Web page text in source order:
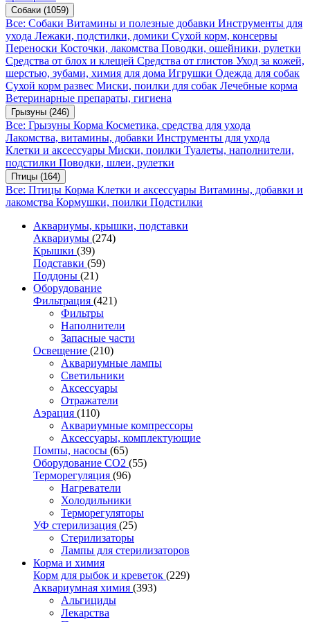
Собаки (1059)
Все: Собаки Витамины и полезные добавки Инструменты для
ухода Лежаки, подстилки, домики Сухой корм, консервы
Переноски Косточки, лакомства Поводки, ошейники, рулетки
Средства от блох и клещей Средства от глистов Уход за кожей,
шерстью, зубами, химия для дома Игрушки Одежда для собак
Сухой корм развес Миски, поилки для собак Лечебные корма
Ветеринарные препараты, гигиена
Грызуны (246)
Все: Грызуны Корма Косметика, средства для ухода
Лакомства, витамины, добавки Инструменты для ухода
Клетки и аксессуары Миски, поилки Туалеты, наполнители,
подстилки Поводки, шлеи, рулетки
Птицы (164)
Все: Птицы Корма Клетки и аксессуары Витамины, добавки и
лакомства Кормушки, поилки Подстилки
Аквариумы, крышки, подставки
Аквариумы (274)
Крышки (39)
Подставки (59)
Поддоны (21)
Оборудование
Фильтрация (421)
Фильтры
Наполнители
Запасные части
Освещение (210)
Аквариумные лампы
Светильники
Аксессуары
Отражатели
Аэрация (110)
Аквариумные компрессоры
Аксессуары, комплектующие
Помпы, насосы (65)
Оборудование CO2 (55)
Терморегуляция (96)
Нагреватели
Холодильники
Терморегуляторы
УФ стерилизация (25)
Стерилизаторы
Лампы для стерилизаторов
Корма и химия
Корм для рыбок и креветок (229)
Аквариумная химия (393)
Альгициды
Лекарства